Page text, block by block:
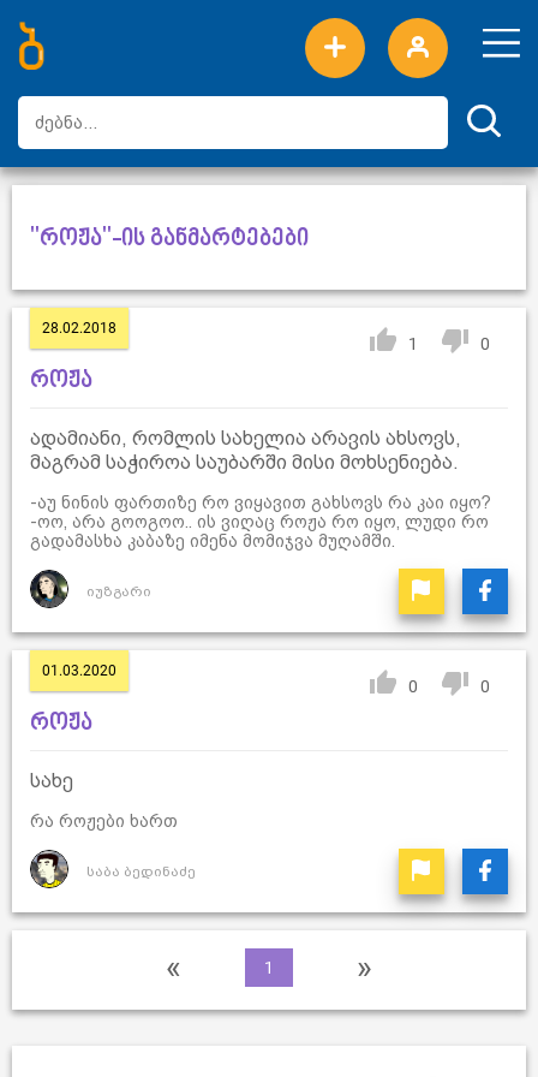
ახალი სიტყვები
ტოპ სიტყვები
დღის ტოპ სიტყვები
ტოპ მომხმარებლები
"როჟა"-ის განმარტებები
28.02.2018
1 0
როჟა
ადამიანი, რომლის სახელია არავის ახსოვს,
მაგრამ საჭიროა საუბარში მისი მოხსენიება.
-აუ ნინის ფართიზე რო ვიყავით გახსოვს რა კაი იყო?
-ოო, არა გოოგოო.. ის ვიღაც როჟა რო იყო, ლუდი რო
გადამასხა კაბაზე იმენა მომიჯვა მუღამში.
იუზგარი
01.03.2020
0 0
როჟა
სახე
რა როჟები ხართ
საბა ბედინაძე
« 1 »